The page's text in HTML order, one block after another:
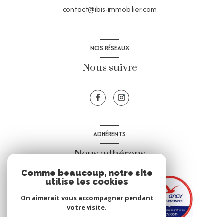
contact@ibis-immobilier.com
NOS RÉSEAUX
Nous suivre
ADHÉRENTS
Nous adhérons
Comme beaucoup, notre site
utilise les cookies
On aimerait vous accompagner pendant
votre visite.